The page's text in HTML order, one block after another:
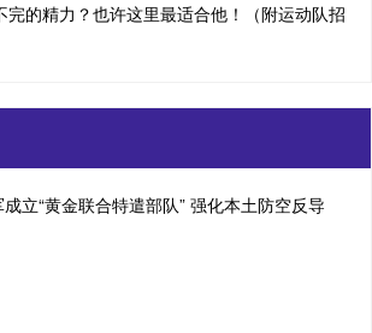
完的精力？也许这里最适合他！（附运动队招